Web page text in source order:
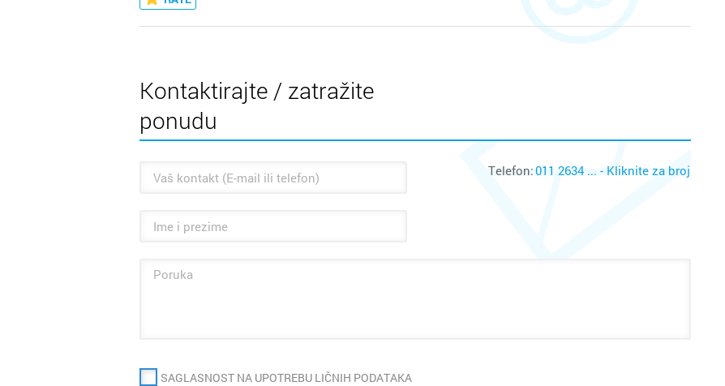
Kontaktirajte / zatražite
ponudu
Telefon:011 2634 ... - Kliknite za broj
SAGLASNOST NA UPOTREBU LIČNIH PODATAKA